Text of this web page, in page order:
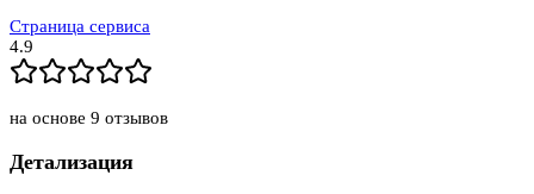
Страница сервиса
4.9
на основе 9 отзывов
Детализация